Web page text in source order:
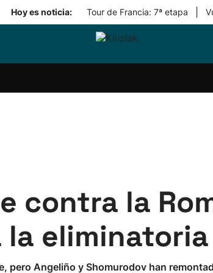
Hoy es noticia: Tour de Francia: 7ª etapa
Equipos
contra la
pero Angeliño y Shomurodov han